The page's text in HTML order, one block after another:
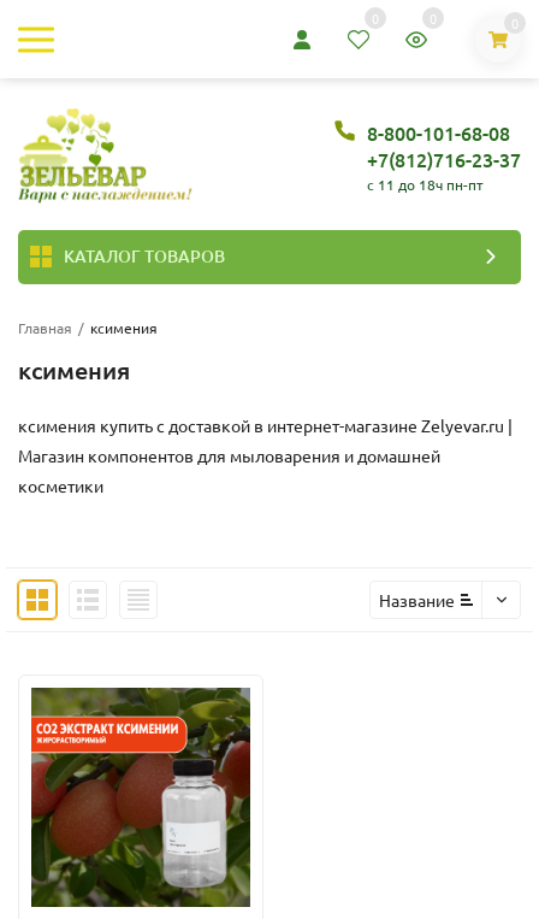
0 0 0
8-800-101-68-08
+7(812)716-23-37
c 11 до 18ч пн-пт
КАТАЛОГ ТОВАРОВ
Главная / ксимения
ксимения
ксимения купить с доставкой в интернет-магазине Zelyevar.ru |
Магазин компонентов для мыловарения и домашней
косметики
Название